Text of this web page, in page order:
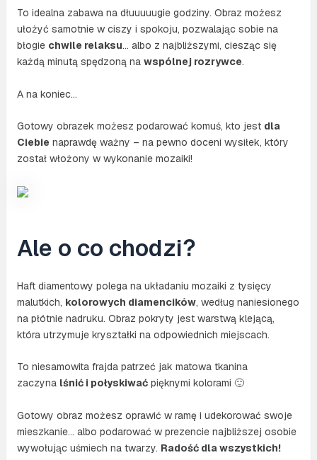
To idealna zabawa na dłuuuuugie godziny. Obraz możesz
ułożyć samotnie w ciszy i spokoju, pozwalając sobie na
błogie chwile relaksu… albo z najbliższymi, ciesząc się
każdą minutą spędzoną na wspólnej rozrywce.
A na koniec…
Gotowy obrazek możesz podarować komuś, kto jest dla
Ciebie naprawdę ważny – na pewno doceni wysiłek, który
został włożony w wykonanie mozaiki!
Ale o co chodzi?
Haft diamentowy polega na układaniu mozaiki z tysięcy
malutkich, kolorowych diamencików, według naniesionego
na płótnie nadruku. Obraz pokryty jest warstwą klejącą,
która utrzymuje kryształki na odpowiednich miejscach.
To niesamowita frajda patrzeć jak matowa tkanina
zaczyna lśnić i połyskiwaćpięknymi kolorami 🙂
Gotowy obraz możesz oprawić w ramę i udekorować swoje
mieszkanie… albo podarować w prezencie najbliższej osobie
wywołując uśmiech na twarzy. Radość dla wszystkich!